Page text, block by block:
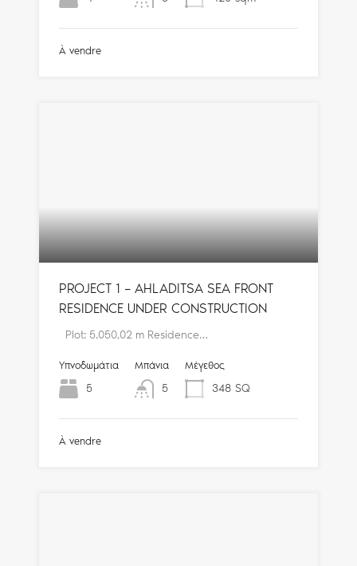
À vendre
PROJECT 1 – AHLADITSA SEA FRONT
RESIDENCE UNDER CONSTRUCTION
Plot: 5.050,02 m Residence…
Υπνοδωμάτια
5
Μπάνια
5
Μέγεθος
348 SQ
À vendre